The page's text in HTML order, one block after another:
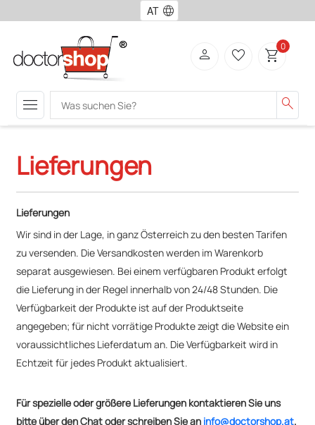
language
menu search
person favorite_border shopping_cart0
Lieferungen
Lieferungen
Wir sind in der Lage, in ganz Österreich zu den besten Tarifen
zu versenden. Die Versandkosten werden im Warenkorb
separat ausgewiesen. Bei einem verfügbaren Produkt erfolgt
die Lieferung in der Regel innerhalb von 24/48 Stunden. Die
Verfügbarkeit der Produkte ist auf der Produktseite
angegeben; für nicht vorrätige Produkte zeigt die Website ein
voraussichtliches Lieferdatum an. Die Verfügbarkeit wird in
Echtzeit für jedes Produkt aktualisiert.
Für spezielle oder größere Lieferungen kontaktieren Sie uns
bitte über den Chat oder schreiben Sie an info@doctorshop.at.